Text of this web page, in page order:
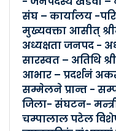
संघ – कार्यालय -
मुख्यवक्ता आसीत्
अध्यक्षता जनपद -
सारस्वत – अतिथि
आभार – प्रदर्शनं
सम्मेलने प्रान्त -
जिला- संघटन-
चम्पालाल पटेल